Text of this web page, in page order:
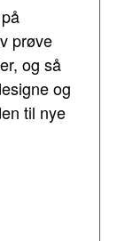
prøve
og så
og
til nye